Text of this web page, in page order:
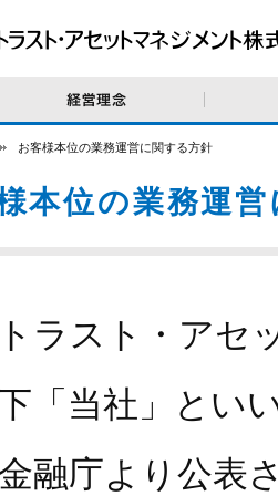
お客様本位の業務運営に関する方針
本位の業務運
ラスト・アセ
下「当社」とい
融庁より公表